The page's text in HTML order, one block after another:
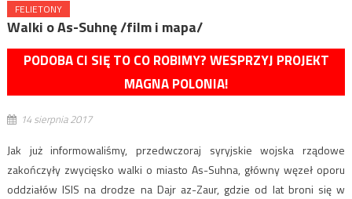
FELIETONY
Walki o As-Suhnę /film i mapa/
PODOBA CI SIĘ TO CO ROBIMY? WESPRZYJ PROJEKT
MAGNA POLONIA!
14 sierpnia 2017
Jak już informowaliśmy, przedwczoraj syryjskie wojska rządowe
zakończyły zwycięsko walki o miasto As-Suhna, główny węzeł oporu
oddziałów ISIS na drodze na Dajr az-Zaur, gdzie od lat broni się w